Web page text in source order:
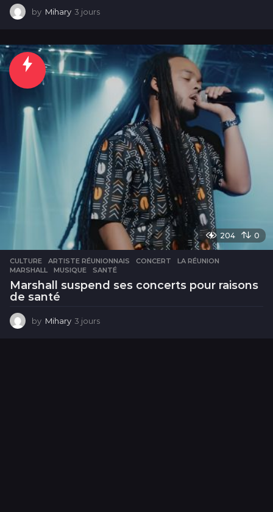
by Mihary 3 jours
u
r
s
204 0
CULTURE ARTISTE RÉUNIONNAIS ,CONCERT ,LA RÉUNION
MARSHALL
,MUSIQUE ,SANTÉ
Marshall suspend ses concerts pour raisons
de santé
by Mihary 3 jours